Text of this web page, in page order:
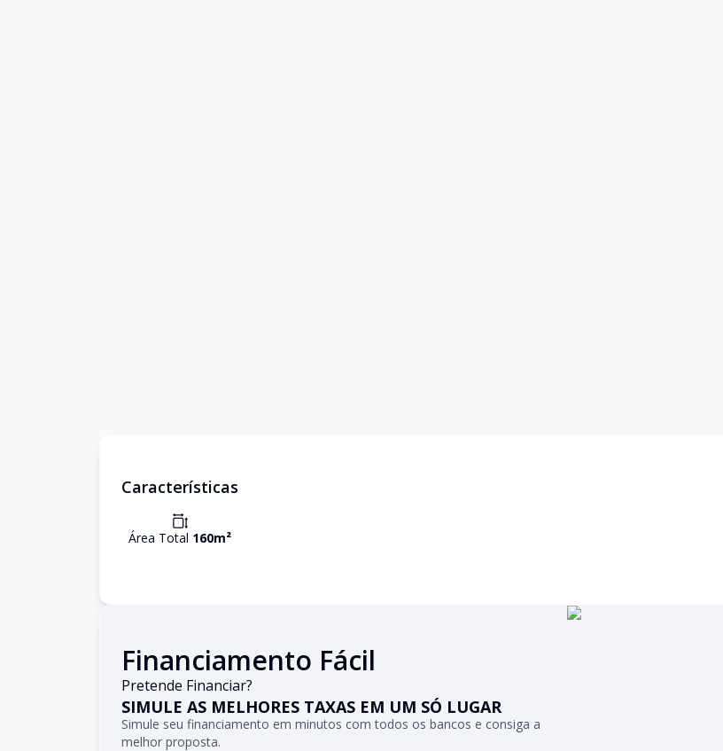
Características
Área Total 160m²
Financiamento Fácil
Pretende Financiar?
SIMULE AS MELHORES TAXAS EM UM SÓ LUGAR
Simule seu financiamento em minutos com todos os bancos e consiga a
melhor proposta.